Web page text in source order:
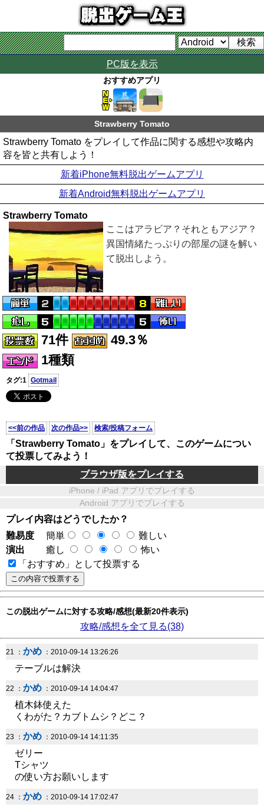
PC版を表示
おすすめアプリ
Strawberry Tomato
Strawberry Tomato をプレイして作品に関する感想や攻略内
容を皆と共有しよう！
新着iPhone無料脱出ゲームアプリ
新着Android無料脱出ゲームアプリ
Strawberry Tomato
ここはアラビア？それともアジア？
異国情緒たっぷりの部屋の謎を解い
て脱出しよう。
71件
49.3％
1種類
タグ:1 Gotmail
<<前の作品 次の作品>> 検索/投稿フォーム
「Strawberry Tomato」をプレイして、このゲームについ
て投票してみよう！
ブラウザ版をプレイする
iPhone / iPad アプリでプレイする
Android アプリでプレイする
プレイ内容はどうでしたか？
難易度
簡単
難しい
演出
癒し
怖い
「おすすめ」として投票する
この脱出ゲームに対する攻略/感想(最新20件表示)
攻略/感想を全て見る(38)
21 ： かめ ：2010-09-14 13:26:26
テーブルは解決
22 ： かめ ：2010-09-14 14:04:47
植木鉢使えた
くわがた？カブトムシ？どこ？
23 ： かめ ：2010-09-14 14:11:35
ゼリー
Tシャツ
の使い方お願いします
24 ： かめ ：2010-09-14 17:02:47